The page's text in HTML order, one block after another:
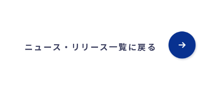
ニュース・リリース一覧に戻る